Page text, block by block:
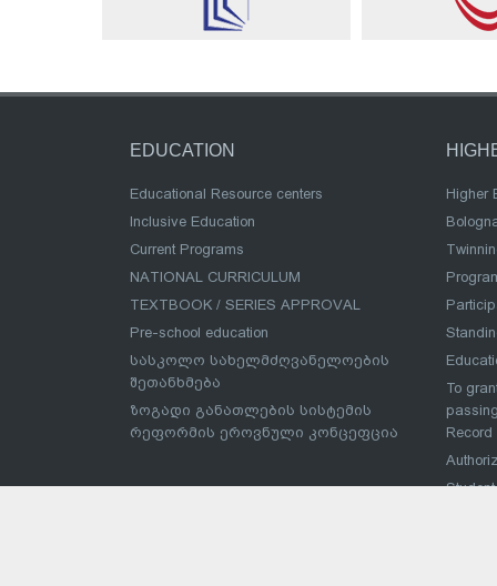
EDUCATION
Educational Resource centers
Inclusive Education
Current Programs
NATIONAL CURRICULUM
TEXTBOOK / SERIES APPROVAL
Pre-school education
სასკოლო სახელმძღვანელოების
შეთანხმება
ზოგადი განათლების სისტემის
რეფორმის ეროვნული კონცეფცია
Higher
To